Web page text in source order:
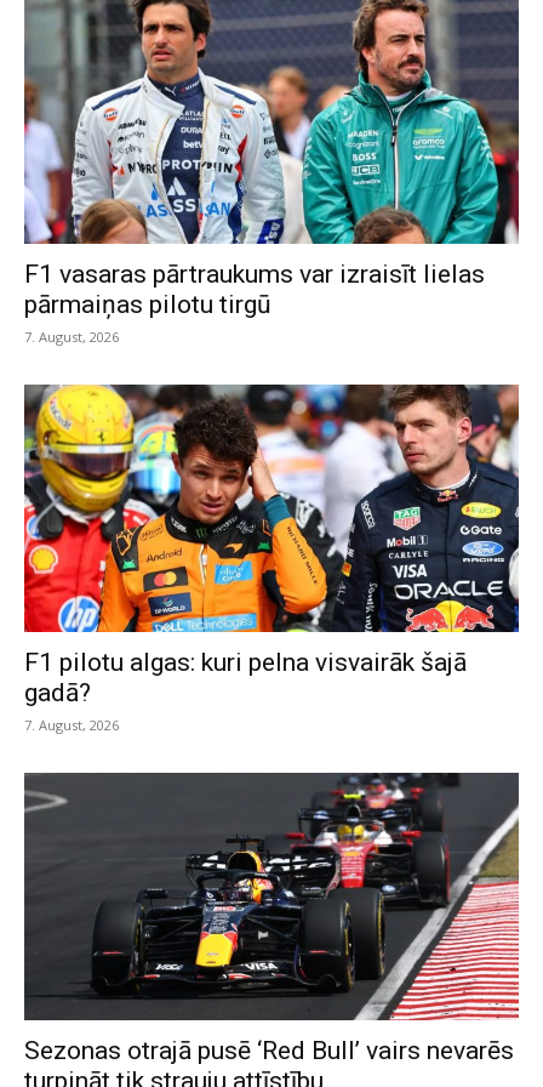
F1 vasaras pārtraukums var izraisīt lielas
pārmaiņas pilotu tirgū
7. August, 2026
F1 pilotu algas: kuri pelna visvairāk šajā
gadā?
7. August, 2026
Sezonas otrajā pusē ‘Red Bull’ vairs nevarēs